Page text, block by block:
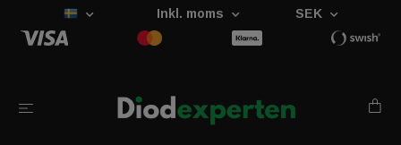
Inkl. moms SEK